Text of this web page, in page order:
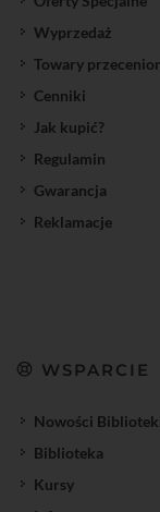
Wyprzedaż
Towary
Cenniki
Jak kupić?
Regulamin
Gwarancja
Reklamacje
WSPARCIE
Nowości
Biblioteka
Kursy